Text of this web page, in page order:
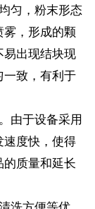
匀，粉末形态
雾，形成的颗
易出现结块现
一致，有利于
由于设备采用
速度快，使得
的质量和延长